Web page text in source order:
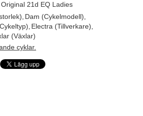
21d EQ Ladies
Dam (Cykelmodell)
Electra (Tillverkare)
(Växlar)
cyklar.